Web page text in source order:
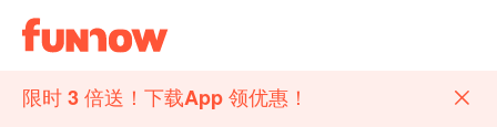
限时 3 倍送！下载App 领优惠！